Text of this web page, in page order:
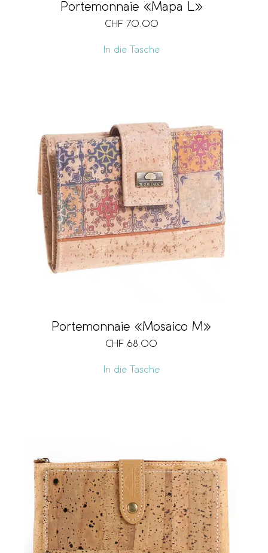
Portemonnaie «Mapa L»
CHF 70.00
In die Tasche
Portemonnaie «Mosaico M»
CHF 68.00
In die Tasche